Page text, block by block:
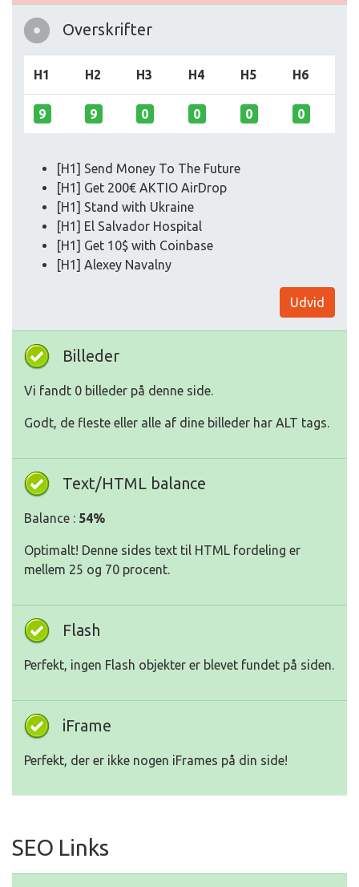
Overskrifter
H1 H2 H3 H4 H5 H6
9 9 0 0 0 0
[H1] Send Money To The Future
[H1] Get 200€ AKTIO AirDrop
[H1] Stand with Ukraine
[H1] El Salvador Hospital
[H1] Get 10$ with Coinbase
[H1] Alexey Navalny
Udvid
Billeder
Vi fandt 0 billeder på denne side.
Godt, de fleste eller alle af dine billeder har ALT tags.
Text/HTML balance
Balance : 54%
Optimalt! Denne sides text til HTML fordeling er
mellem 25 og 70 procent.
Flash
Perfekt, ingen Flash objekter er blevet fundet på siden.
iFrame
Perfekt, der er ikke nogen iFrames på din side!
SEO Links